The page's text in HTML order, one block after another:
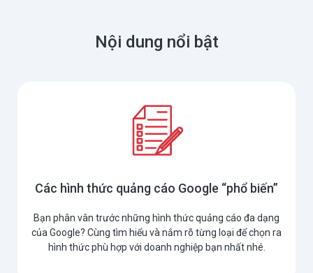
Nội dung nổi bật
Các hình thức quảng cáo Google “phổ biến”
Bạn phân vân trước những hình thức quảng cáo đa dạng
của Google? Cùng tìm hiểu và nắm rõ từng loại để chọn ra
hình thức phù hợp với doanh nghiệp bạn nhất nhé.